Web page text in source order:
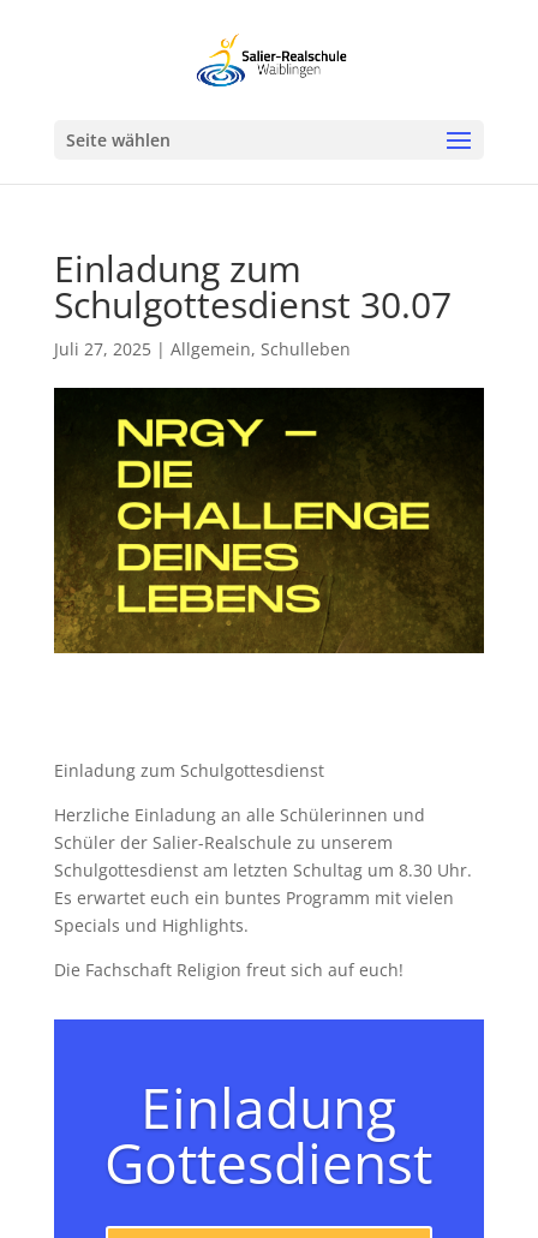
Seite wählen
Einladung zum
Schulgottesdienst 30.07
Juli 27, 2025| Allgemein, Schulleben
Einladung zum Schulgottesdienst
Herzliche Einladung an alle Schülerinnen und
Schüler der Salier-Realschule zu unserem
Schulgottesdienst am letzten Schultag um 8.30 Uhr.
Es erwartet euch ein buntes Programm mit vielen
Specials und Highlights.
Die Fachschaft Religion freut sich auf euch!
Einladung
Gottesdienst